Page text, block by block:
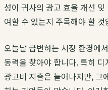
성이 귀사의 광고 효율 개선 및
여할 수 있는지 주목해야 할 것
오늘날 급변하는 시장 환경에
동력을 찾아야 합니다. 특히
광고비 지출은 늘어나지만, 그